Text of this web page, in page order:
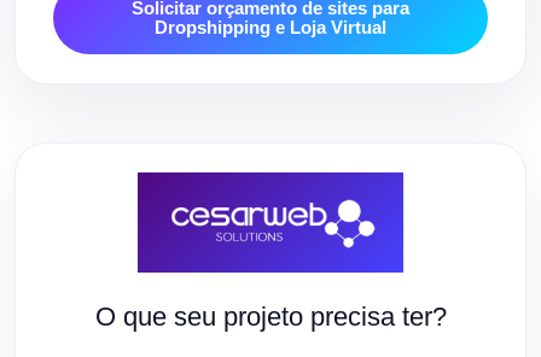
Solicitar orçamento de sites para
Dropshipping e Loja Virtual
O que seu projeto precisa ter?